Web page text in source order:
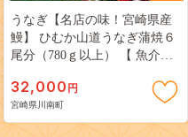
うなぎ【名店の味！宮崎県産
鰻】 ひむか山道うなぎ蒲焼６
尾分（780ｇ以上） 【 魚介類
[B08413]
32,000 円
宮崎県川南町